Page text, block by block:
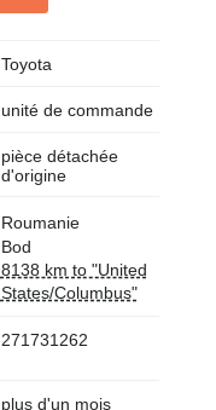
Toyota
unité de commande
pièce détachée
d'origine
Roumanie
Bod
8138 km to "United
States/Columbus"
271731262
plus d'un mois